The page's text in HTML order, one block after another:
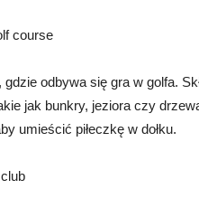
course
odbywa się gra w golfa.
jak bunkry, jeziora czy
umieścić piłeczkę w dołku.